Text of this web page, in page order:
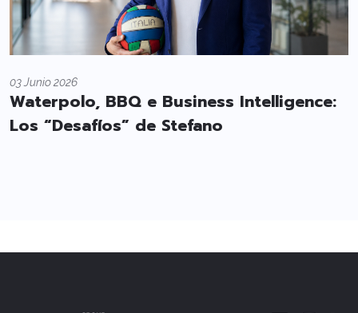
03 Junio 2026
Waterpolo, BBQ e Business Intelligence:
Los “Desafíos” de Stefano